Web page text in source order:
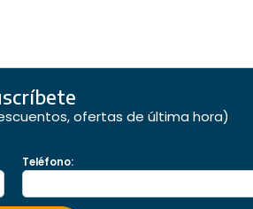
ofertas de última hora)
Teléfono: